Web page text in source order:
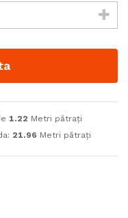
1.22 Metri pătrați
21.96 Metri pătrați